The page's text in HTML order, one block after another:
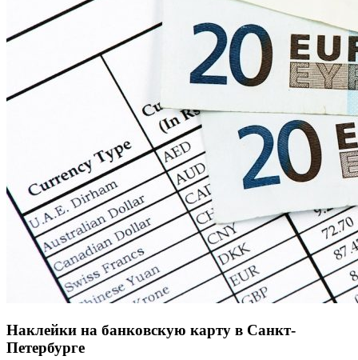
Наклейки на банковскую карту в Санкт-
Петербурге